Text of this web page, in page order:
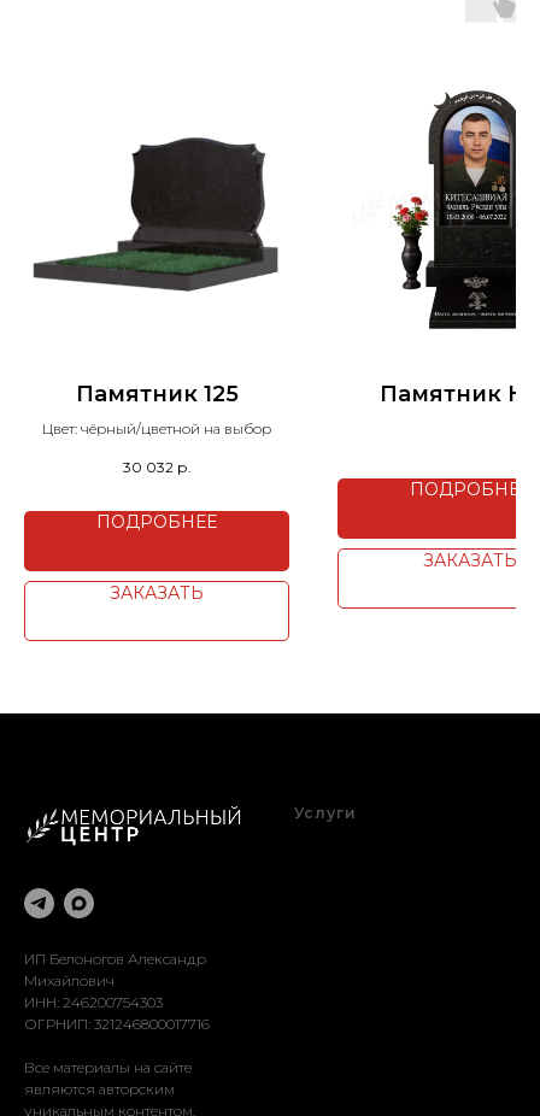
Памятник 125
Цвет: чёрный/цветной на выбор
30 032 р.
ПОДРОБНЕЕ
ЗАКАЗАТЬ
Памятник
ПОДРОБНЕЕ
ЗАКАЗАТЬ
ИП Белоногов Александр
Михайлович
ИНН: 246200754303
ОГРНИП: 321246800017716
Все материалы на сайте
являются авторским
уникальным контентом.
Услуги